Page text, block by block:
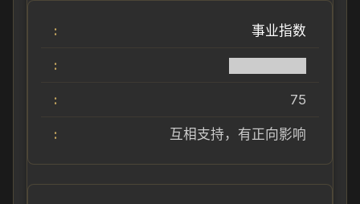
事业指数
75
互相支持，有正向影响